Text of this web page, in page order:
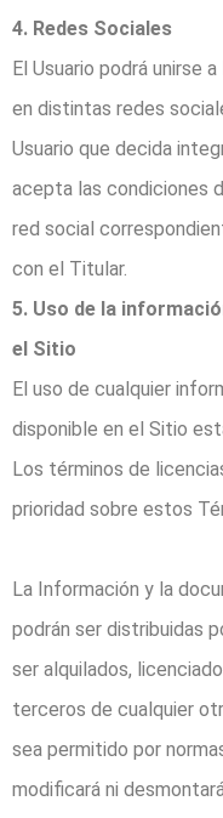
4. Redes Sociales
El Usuario podrá unirse
en distintas redes
Usuario que decida
acepta las condiciones
red social
con el Titular.
5. Uso de la
el Sitio
El uso de cualquier
disponible en el Sitio
Los términos de
prioridad sobre estos
La Información y la
podrán ser distribuidas
ser alquilados,
terceros de cualquier
sea permitido por
modificará ni